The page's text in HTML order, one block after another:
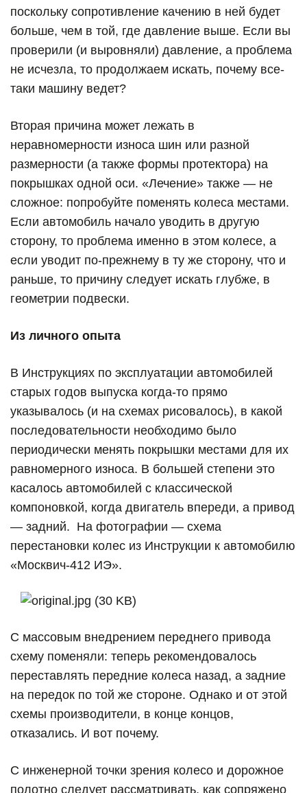
поскольку сопротивление качению в ней будет
больше, чем в той, где давление выше. Если вы
проверили (и выровняли) давление, а проблема
не исчезла, то продолжаем искать, почему все-
таки машину ведет?
Вторая причина может лежать в
неравномерности износа шин или разной
размерности (а также формы протектора) на
покрышках одной оси. «Лечение» также — не
сложное: попробуйте поменять колеса местами.
Если автомобиль начало уводить в другую
сторону, то проблема именно в этом колесе, а
если уводит по-прежнему в ту же сторону, что и
раньше, то причину следует искать глубже, в
геометрии подвески.
Из личного опыта
В Инструкциях по эксплуатации автомобилей
старых годов выпуска когда-то прямо
указывалось (и на схемах рисовалось), в какой
последовательности необходимо было
периодически менять покрышки местами для их
равномерного износа. В большей степени это
касалось автомобилей с классической
компоновкой, когда двигатель впереди, а привод
— задний. На фотографии — схема
перестановки колес из Инструкции к автомобилю
«Москвич-412 ИЭ».
С массовым внедрением переднего привода
схему поменяли: теперь рекомендовалось
переставлять передние колеса назад, а задние
на передок по той же стороне. Однако и от этой
схемы производители, в конце концов,
отказались. И вот почему.
С инженерной точки зрения колесо и дорожное
полотно следует рассматривать, как сопряжено